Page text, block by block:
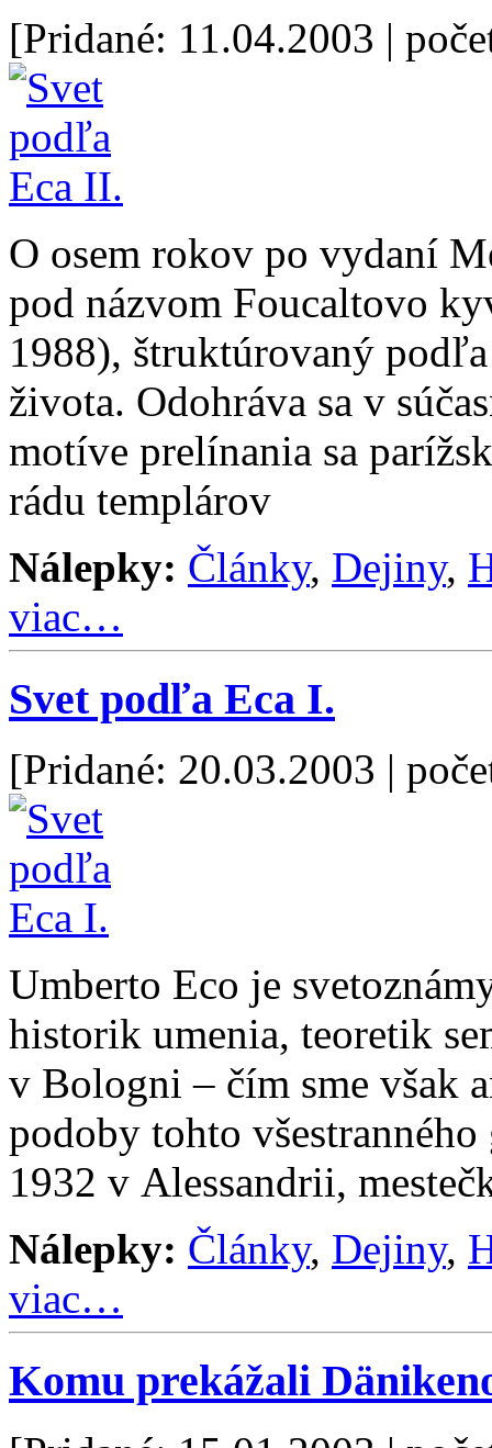
[Pridané: 11.04.2003 |
O osem rokov po vydaní
pod názvom Foucaltovo
1988), štruktúrovaný
života. Odohráva sa v
motíve prelínania sa
rádu templárov
Nálepky: Články, Dejiny,
viac…
Svet podľa Eca I.
[Pridané: 20.03.2003 |
Umberto Eco je
historik umenia, teoretik
v Bologni – čím sme však
podoby tohto
1932 v Alessandrii,
Nálepky: Články, Dejiny,
viac…
Komu prekážali